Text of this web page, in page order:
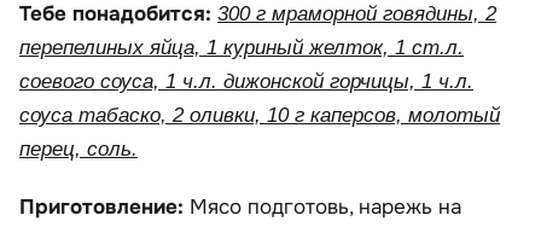
Тебе понадобится: 300 г мраморной говядины, 2
перепелиных яйца, 1 куриный желток, 1 ст.л.
соевого соуса, 1 ч.л. дижонской горчицы, 1 ч.л.
соуса табаско, 2 оливки, 10 г каперсов, молотый
перец, соль.
Приготовление: Мясо подготовь, нарежь на